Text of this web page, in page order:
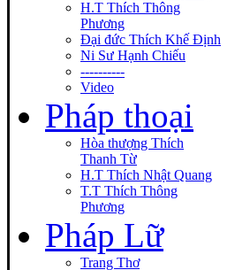
H.T Thích Thông
Phương
Đại đức Thích Khế Định
Ni Sư Hạnh Chiếu
----------
Video
Pháp thoại
Hòa thượng Thích
Thanh Từ
H.T Thích Nhật Quang
T.T Thích Thông
Phương
Pháp Lữ
Trang Thơ